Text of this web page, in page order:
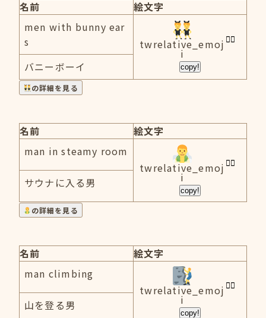
名前
絵文字
men with bunny ear
s
twrelative_emoj
i
copy!
バニーボーイ
の詳細を見る
名前
絵文字
man in steamy room
twrelative_emoj
i
copy!
サウナに入る男
の詳細を見る
名前
絵文字
man climbing
twrelative_emoj
i
copy!
山を登る男